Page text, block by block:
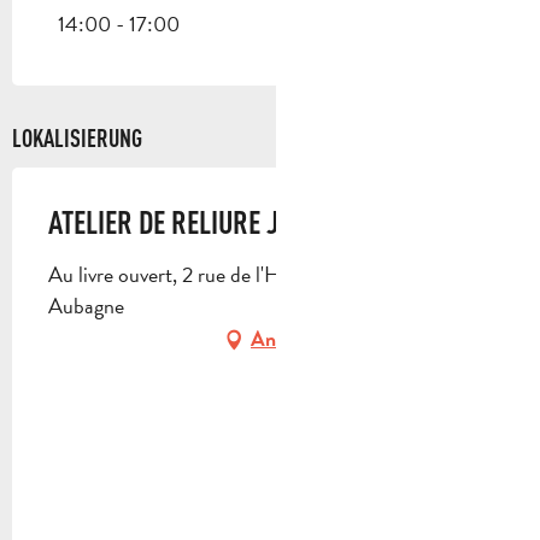
SAMSTAG 18 JULI 2026
14:00 - 17:00
LOKALISIERUNG
ATELIER DE RELIURE JAPONAISE
Au livre ouvert, 2 rue de l'Huveaune, 13400
Aubagne
Anfahrt